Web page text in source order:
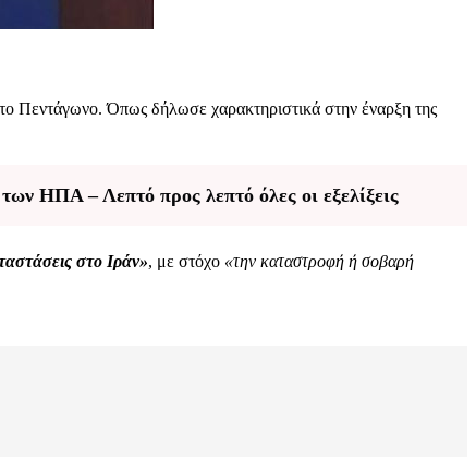
Πεντάγωνο. Όπως δήλωσε χαρακτηριστικά στην έναρξη της
ΗΠΑ – Λεπτό προς λεπτό όλες οι εξελίξεις
στο Ιράν», με στόχο «την καταστροφή ή σοβαρή